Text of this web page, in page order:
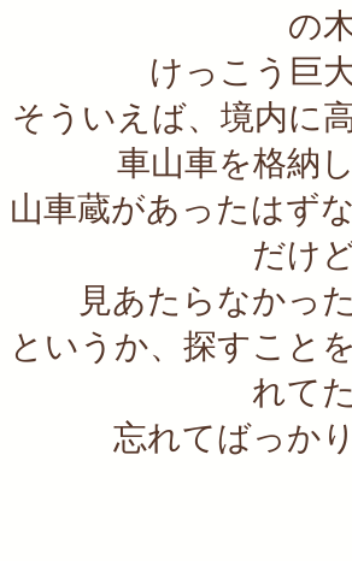
の
けっこう巨
そういえば、境内に
車山車を格納
山車蔵があったはず
だけ
見あたらなかっ
というか、探すこと
れて
忘れてばっか